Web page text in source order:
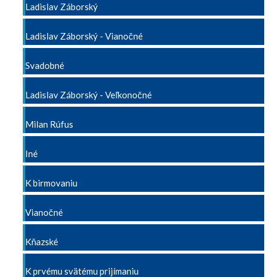
Ladislav Záborský
Ladislav Záborský - Vianočné
Svadobné
Ladislav Záborský - Veľkonočné
Milan Rúfus
Iné
K birmovaniu
Vianočné
Kňazské
K prvému svätému prijímaniu